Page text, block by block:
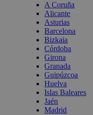
A Coruña
Alicante
Asturias
Barcelona
Bizkaia
Córdoba
Girona
Granada
Guipúzcoa
Huelva
Islas Baleares
Jaén
Madrid